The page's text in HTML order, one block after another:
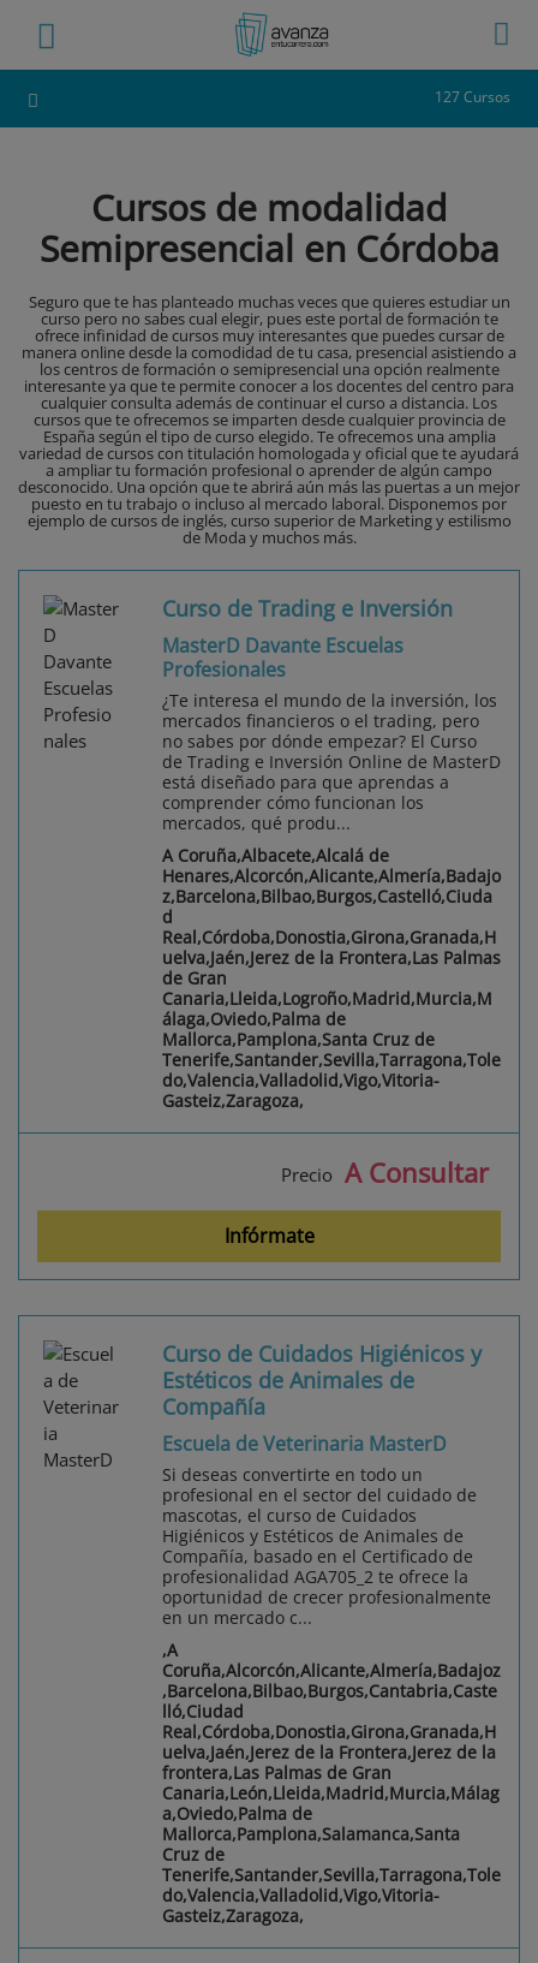
127 Cursos
Cursos de modalidad
Semipresencial en Córdoba
Seguro que te has planteado muchas veces que quieres estudiar un
curso pero no sabes cual elegir, pues este portal de formación te
ofrece infinidad de cursos muy interesantes que puedes cursar de
manera online desde la comodidad de tu casa, presencial asistiendo a
los centros de formación o semipresencial una opción realmente
interesante ya que te permite conocer a los docentes del centro para
cualquier consulta además de continuar el curso a distancia. Los
cursos que te ofrecemos se imparten desde cualquier provincia de
España según el tipo de curso elegido. Te ofrecemos una amplia
variedad de cursos con titulación homologada y oficial que te ayudará
a ampliar tu formación profesional o aprender de algún campo
desconocido. Una opción que te abrirá aún más las puertas a un mejor
puesto en tu trabajo o incluso al mercado laboral. Disponemos por
ejemplo de cursos de inglés, curso superior de Marketing y estilismo
de Moda y muchos más.
Curso de Trading e Inversión
MasterD Davante Escuelas
Profesionales
¿Te interesa el mundo de la inversión, los
mercados financieros o el trading, pero
no sabes por dónde empezar? El Curso
de Trading e Inversión Online de MasterD
está diseñado para que aprendas a
comprender cómo funcionan los
mercados, qué produ...
A Coruña,Albacete,Alcalá de
Henares,Alcorcón,Alicante,Almería,Badajo
z,Barcelona,Bilbao,Burgos,Castelló,Ciuda
d
Real,Córdoba,Donostia,Girona,Granada,H
uelva,Jaén,Jerez de la Frontera,Las Palmas
de Gran
Canaria,Lleida,Logroño,Madrid,Murcia,M
álaga,Oviedo,Palma de
Mallorca,Pamplona,Santa Cruz de
Tenerife,Santander,Sevilla,Tarragona,Tole
do,Valencia,Valladolid,Vigo,Vitoria-
Gasteiz,Zaragoza,
Precio A Consultar
Infórmate
Curso de Cuidados Higiénicos y
Estéticos de Animales de
Compañía
Escuela de Veterinaria MasterD
Si deseas convertirte en todo un
profesional en el sector del cuidado de
mascotas, el curso de Cuidados
Higiénicos y Estéticos de Animales de
Compañía, basado en el Certificado de
profesionalidad AGA705_2 te ofrece la
oportunidad de crecer profesionalmente
en un mercado c...
,A
Coruña,Alcorcón,Alicante,Almería,Badajoz
,Barcelona,Bilbao,Burgos,Cantabria,Caste
lló,Ciudad
Real,Córdoba,Donostia,Girona,Granada,H
uelva,Jaén,Jerez de la Frontera,Jerez de la
frontera,Las Palmas de Gran
Canaria,León,Lleida,Madrid,Murcia,Málag
a,Oviedo,Palma de
Mallorca,Pamplona,Salamanca,Santa
Cruz de
Tenerife,Santander,Sevilla,Tarragona,Tole
do,Valencia,Valladolid,Vigo,Vitoria-
Gasteiz,Zaragoza,